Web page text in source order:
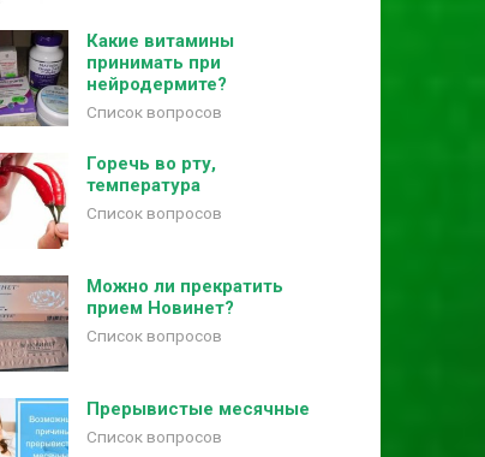
Какие витамины
принимать при
нейродермите?
Список вопросов
Горечь во рту,
температура
Список вопросов
Можно ли прекратить
прием Новинет?
Список вопросов
Прерывистые месячные
Список вопросов